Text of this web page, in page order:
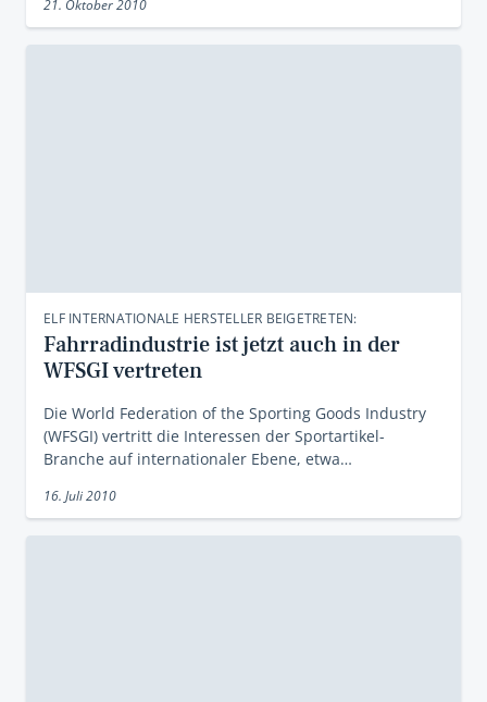
21. Oktober 2010
ELF INTERNATIONALE HERSTELLER BEIGETRETEN:
Fahrradindustrie ist jetzt auch in der
WFSGI vertreten
Die World Federation of the Sporting Goods Industry
(WFSGI) vertritt die Interessen der Sportartikel-
Branche auf internationaler Ebene, etwa…
16. Juli 2010